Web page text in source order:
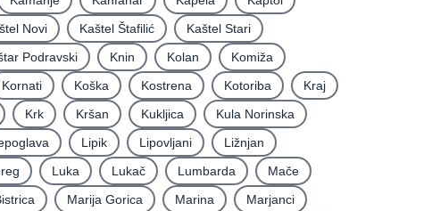
Novi Kaštel Štafilić
Kaštel Stari
Podravski Knin Kolan
Komiža
Kornati Koška Kostrena Kotoriba
Kraj
Krk Kršan Kukljica
Kula Norinska
Lipik Lipovljani
Ližnjan
Luka Lukač Lumbarda
Mače
Marija Gorica Marina
Marjanci